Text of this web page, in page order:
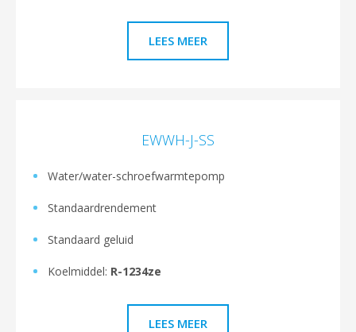
LEES MEER
EWWH-J-SS
Water/water-schroefwarmtepomp
Standaardrendement
Standaard geluid
Koelmiddel: R-1234ze
LEES MEER